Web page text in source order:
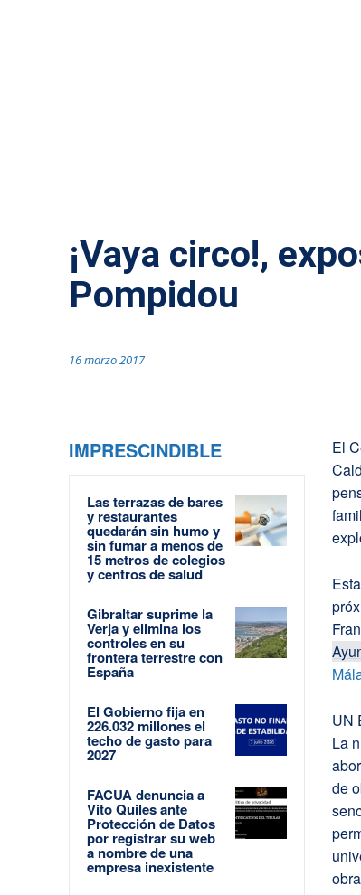
¡Vaya circo!,
Pompidou
16 marzo 2017
IMPRESCINDIBLE
Las terrazas de bares
y restaurantes
quedarán sin humo y
sin fumar a menos de
15 metros de colegios
y centros de salud
Gibraltar suprime la
Verja y elimina los
controles en su
frontera terrestre con
España
El Gobierno fija en
226.032 millones el
techo de gasto para
2027
FACUA denuncia a
Vito Quiles ante
Protección de Datos
por registrar su web
a nombre de una
empresa inexistente
El
UN
La
de